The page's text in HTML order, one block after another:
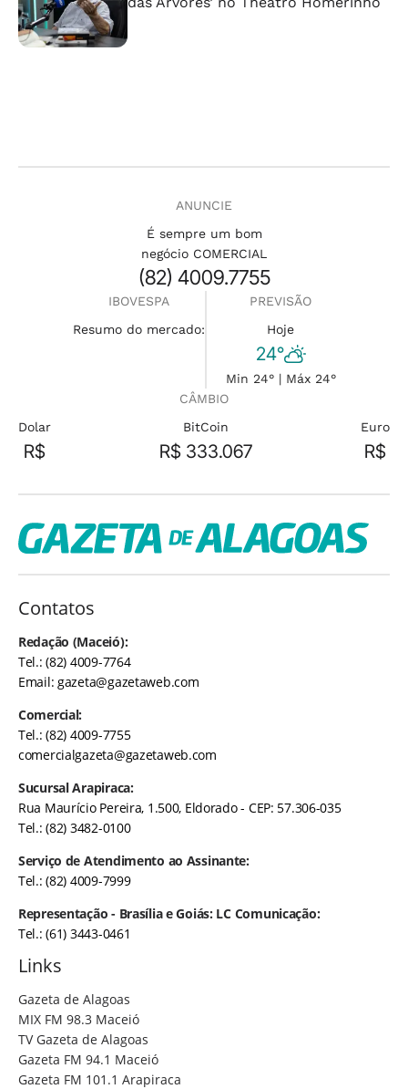
ANUNCIE
É sempre um bom
negócio COMERCIAL
(82) 4009.7755
IBOVESPA
Resumo do mercado:
PREVISÃO
Hoje
24°
Min 24° | Máx 24°
CÂMBIO
Dolar
R$
BitCoin
R$ 333.067
Euro
R$
Contatos
Redação (Maceió):
Tel.: (82) 4009-7764
Email:gazeta@gazetaweb.com
Comercial:
Tel.: (82) 4009-7755
comercialgazeta@gazetaweb.com
Sucursal Arapiraca:
Rua Maurício Pereira, 1.500, Eldorado - CEP: 57.306-035
Tel.: (82) 3482-0100
Serviço de Atendimento ao Assinante:
Tel.: (82) 4009-7999
Representação - Brasília e Goiás: LC Comunicação:
Tel.: (61) 3443-0461
Links
Gazeta de Alagoas
MIX FM 98.3 Maceió
TV Gazeta de Alagoas
Gazeta FM 94.1 Maceió
Gazeta FM 101.1 Arapiraca